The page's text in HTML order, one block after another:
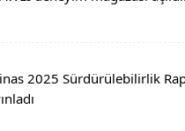
2025 Sürdürülebilirlik